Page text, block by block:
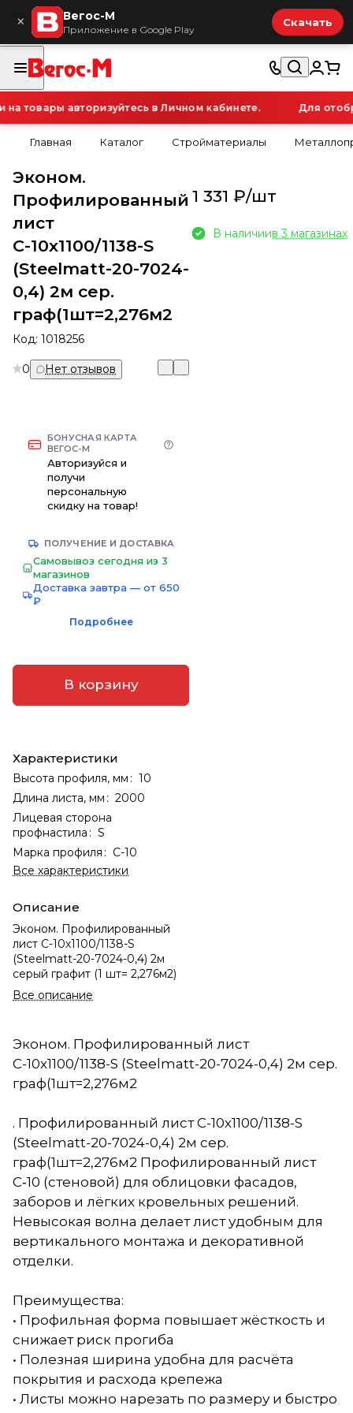
× Вегос-М
Приложение в Google Play
Скачать
товары авторизуйтесь в Личном кабинете. Для
Главная Каталог Стройматериалы
Эконом.
Профилированный
лист
С-10х1100/1138-S
(Steelmatt-20-7024-
0,4) 2м сер.
граф(1шт=2,276м2
Код: 1018256
0 Нет отзывов
БОНУСНАЯ КАРТА
ВЕГОС-М
Авторизуйся и
получи
персональную
скидку на товар!
ПОЛУЧЕНИЕ И ДОСТАВКА
Самовывоз сегодня из 3
магазинов
Доставка завтра — от 650
₽
Подробнее
В корзину
Характеристики
Высота профиля, мм : 10
Длина листа, мм : 2000
Лицевая сторона
профнастила : S
Марка профиля : С-10
Все характеристики
Описание
Эконом. Профилированный
лист С-10х1100/1138-S
(Steelmatt-20-7024-0,4) 2м
серый графит (1 шт= 2,276м2)
Все описание
1 331 ₽/шт
В наличиив 3 магазинах
Эконом. Профилированный лист
С-10х1100/1138-S (Steelmatt-20-7024-0,4) 2м сер.
граф(1шт=2,276м2
. Профилированный лист С-10х1100/1138-S
(Steelmatt-20-7024-0,4) 2м сер.
граф(1шт=2,276м2 Профилированный лист
С‑10 (стеновой) для облицовки фасадов,
заборов и лёгких кровельных решений.
Невысокая волна делает лист удобным для
вертикального монтажа и декоративной
отделки.
Преимущества:
• Профильная форма повышает жёсткость и
снижает риск прогиба
• Полезная ширина удобна для расчёта
покрытия и расхода крепежа
• Листы можно нарезать по размеру и быстро